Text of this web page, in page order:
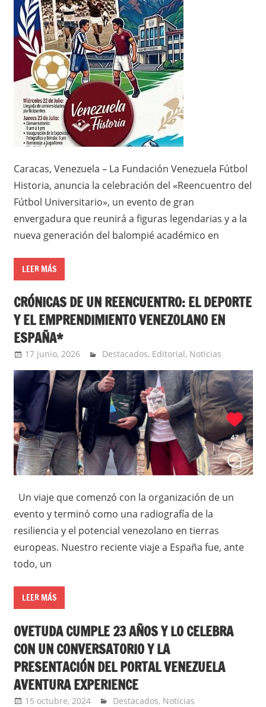
​Caracas, Venezuela – La Fundación Venezuela Fútbol
Historia, anuncia la celebración del «Reencuentro del
Fútbol Universitario», un evento de gran
envergadura que reunirá a figuras legendarias y a la
nueva generación del balompié académico en
LEER MÁS
CRÓNICAS DE UN REENCUENTRO: EL DEPORTE
Y EL EMPRENDIMIENTO VENEZOLANO EN
ESPAÑA*
17 junio, 2026 Extreme Sports
Destacados, Editorial, Noticias
Un viaje que comenzó con la organización de un
evento y terminó como una radiografía de la
resiliencia y el potencial venezolano en tierras
europeas. Nuestro reciente viaje a España fue, ante
todo, un
LEER MÁS
OVETUDA CUMPLE 23 AÑOS Y LO CELEBRA
CON UN CONVERSATORIO Y LA
PRESENTACIÓN DEL PORTAL VENEZUELA
AVENTURA EXPERIENCE
15 octubre, 2024 admin
Destacados, Noticias